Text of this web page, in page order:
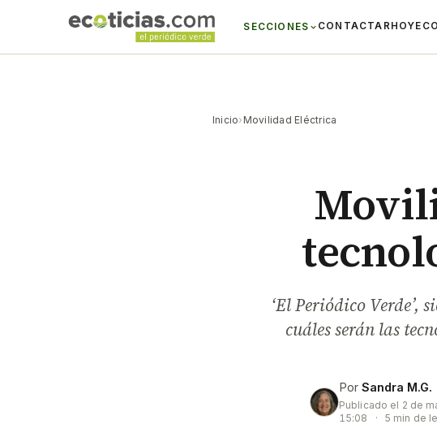
SECCIONES CONTACTAR HOYECO
Inicio› Movilidad Eléctrica
‘El Periódico
cuáles serán las
Por Sandra M.G.
Publicado el 2 de
15:08
· 5 min de